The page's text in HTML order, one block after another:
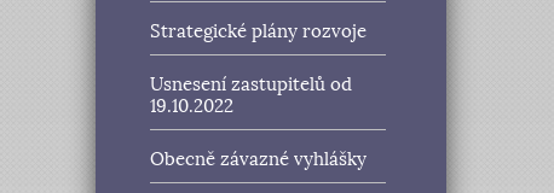
Strategické plány rozvoje
Usnesení zastupitelů od
19.10.2022
Obecně závazné vyhlášky